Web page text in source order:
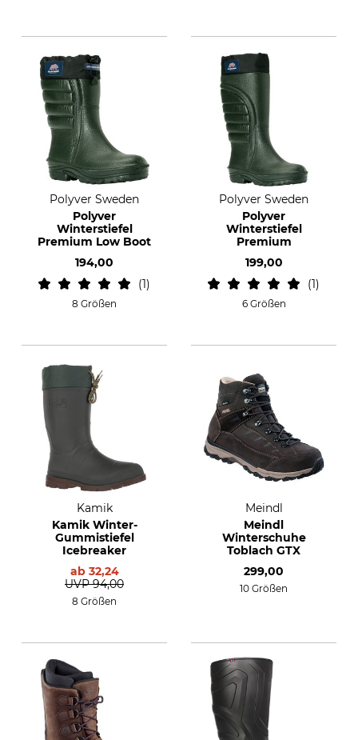
Polyver Sweden
Polyver
Winterstiefel
Premium Low Boot
194,00
1
8 Größen
Polyver Sweden
Polyver
Winterstiefel
Premium
199,00
1
6 Größen
Kamik
Kamik Winter-
Gummistiefel
Icebreaker
ab 32,24
UVP 94,00
8 Größen
Meindl
Meindl
Winterschuhe
Toblach GTX
299,00
10 Größen